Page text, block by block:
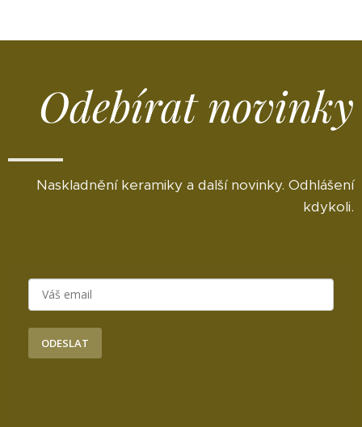
Odebírat novinky
Naskladnění keramiky a další novinky. Odhlášení
kdykoli.
ODESLAT